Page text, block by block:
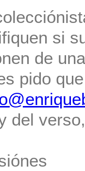
si
de
pido
del